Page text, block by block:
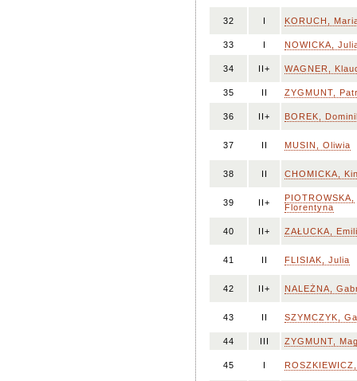
32 I KORUCH,
33 I NOWICKA,
34 II+ WAGNER,
35 II ZYGMUNT,
36 II+ BOREK,
37 II MUSIN, Oliwia
38 II CHOMICKA,
39 II+
PIOTROWSKA,
Florentyna
40 II+ ZAŁUCKA,
41 II FLISIAK, Julia
42 II+ NALEŻNA,
43 II SZYMCZYK,
44 III ZYGMUNT,
45 I